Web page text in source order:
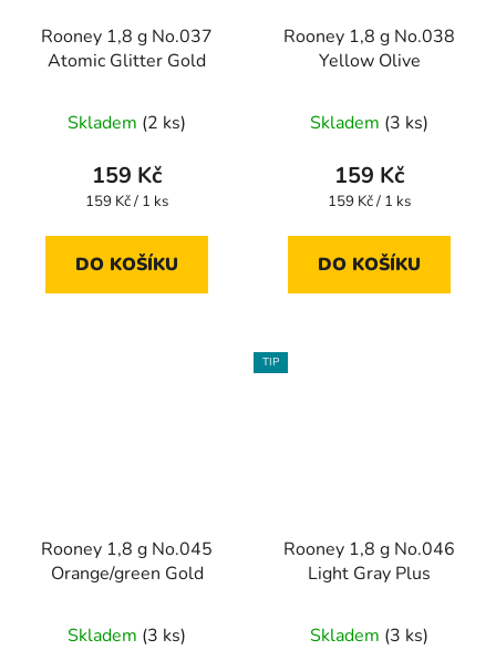
Rooney 1,8 g No.037
Atomic Glitter Gold
Skladem (2 ks)
159 Kč
Měrná
159 Kč / 1 ks
DO KOŠÍKU
Rooney 1,8 g No.038
Yellow Olive
Skladem (3 ks)
159 Kč
Měrná
159 Kč / 1 ks
DO KOŠÍKU
Rooney 1,8 g No.045
Orange/green Gold
Skladem (3 ks)
TIP
Rooney 1,8 g No.046
Light Gray Plus
Skladem (3 ks)